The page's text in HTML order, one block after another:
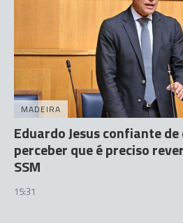
MADEIRA
Eduardo Jesus confiante
perceber que é preciso
SSM
15:31